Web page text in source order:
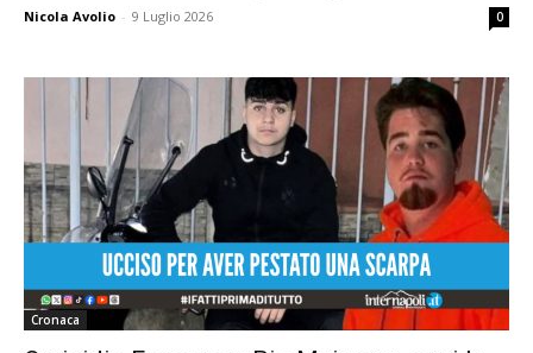
Nicola Avolio - 9 Luglio 2026 0
Cronaca